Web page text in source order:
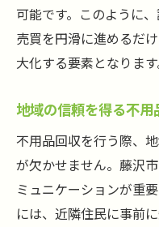
可能です。このように
売買を円滑に進めるだ
大化する要素となります
地域の信頼を得る不用
不用品回収を行う際、
が欠かせません。藤沢
ミュニケーションが重
には、近隣住民に事前